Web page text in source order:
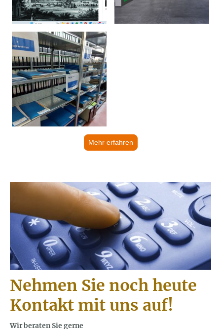
Mehr erfahren
Nehmen Sie noch heute
Kontakt mit uns auf!
Wir beraten Sie gerne